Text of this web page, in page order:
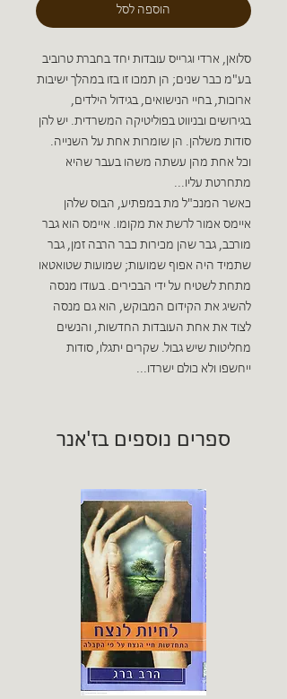
הוספה לסל
סלואן, ארדי וגרייס עובדות יחד בחברת טרוביב
בע"מ כבר שנים; הן תמכו זו בזו במהלך ישיבות
ארוכות, בחיי הנישואים, בגידול הילדים,
בגירושים ובניווט בפוליטיקה המשרדית. יש להן
סודות משלהן. הן שומרות אחת על השנייה.
וכל אחת מהן עשתה משהו בעבר שהיא
מתחרטת עליו...
כאשר המנכ"ל מת במפתיע, הבוס שלהן
איימס אמור לרשת את מקומו. איימס הוא גבר
מורכב, גבר שהן מכירות כבר הרבה זמן, גבר
שתמיד היה אפוף שמועות; שמועות שטואטאו
מתחת לשטיח על ידי הבכירים. בעודו מנסה
להשיג את הקידום המבוקש, הוא גם מנסה
לצוד את אחת העובדות החדשות, והנשים
מחליטות שיש גבול. שקרים יתגלו, סודות
ייחשפו ולא כולם ישרדו...
ספרים נוספים בז'אנר